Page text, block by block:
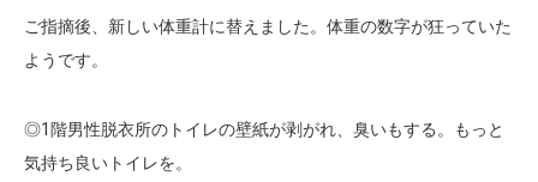
ご指摘後、新しい体重計に替えました。体重の数字が狂っていた
ようです。
◎1階男性脱衣所のトイレの壁紙が剥がれ、臭いもする。もっと
気持ち良いトイレを。